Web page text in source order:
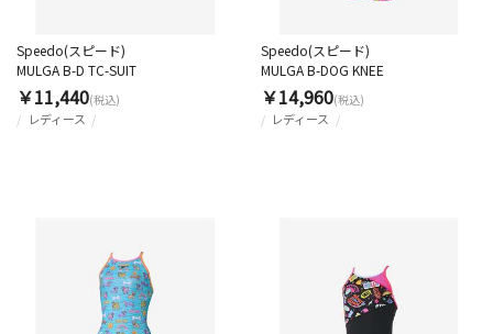
レディース
Speedo(スピード)
MULGA B-D TC-SUIT
￥11,440(税込)
レディース
Speedo(スピード)
MULGA B-DOG KNEE
￥14,960(税込)